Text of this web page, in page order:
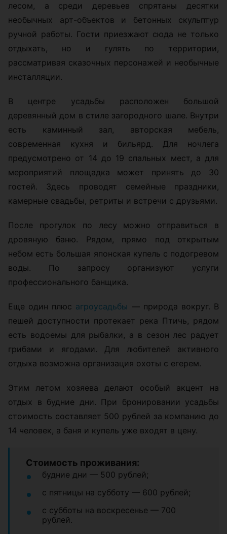
лесом, а среди деревьев спрятаны десятки
необычных арт-объектов и бетонных скульптур
ручной работы. Гости приезжают сюда не только
отдыхать, но и гулять по территории,
рассматривая сказочных персонажей и необычные
инсталляции.
В центре усадьбы расположен большой
деревянный дом в стиле загородного шале. Внутри
есть каминный зал, авторская мебель,
современная кухня и бильярд. Для ночлега
предусмотрено от 14 до 19 спальных мест, а для
мероприятий площадка может принять до 30
гостей. Здесь проводят семейные праздники,
камерные свадьбы, ретриты и встречи с друзьями.
После прогулок по лесу можно отправиться в
дровяную баню. Рядом, прямо под открытым
небом есть большая японская купель с подогревом
воды. По запросу организуют услуги
профессионального банщика.
Еще один плюс агроусадьбы — природа вокруг. В
пешей доступности протекает река Птичь, рядом
есть водоемы для рыбалки, а в сезон лес радует
грибами и ягодами. Для любителей активного
отдыха возможна организация охоты с егерем.
Этим летом хозяева делают особый акцент на
отдых в будние дни. При бронировании усадьбы
стоимость составляет 500 рублей за компанию до
14 человек, а баня и купель уже входят в цену.
Стоимость проживания:
будние дни — 500 рублей;
с пятницы на субботу — 600 рублей;
с субботы на воскресенье — 700
рублей.